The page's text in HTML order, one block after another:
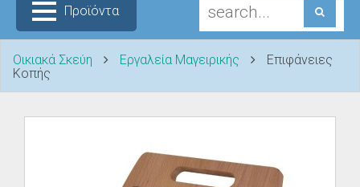
Προϊόντα
Οικιακά Σκεύη Εργαλεία Μαγειρικής
Επιφάνειες
Κοπής